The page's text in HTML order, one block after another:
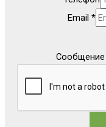
Email *
Сообщение